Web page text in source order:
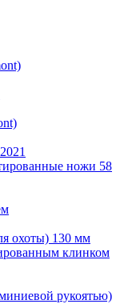
ножи 58
охоты) 130 мм
клинком
рукоятью)